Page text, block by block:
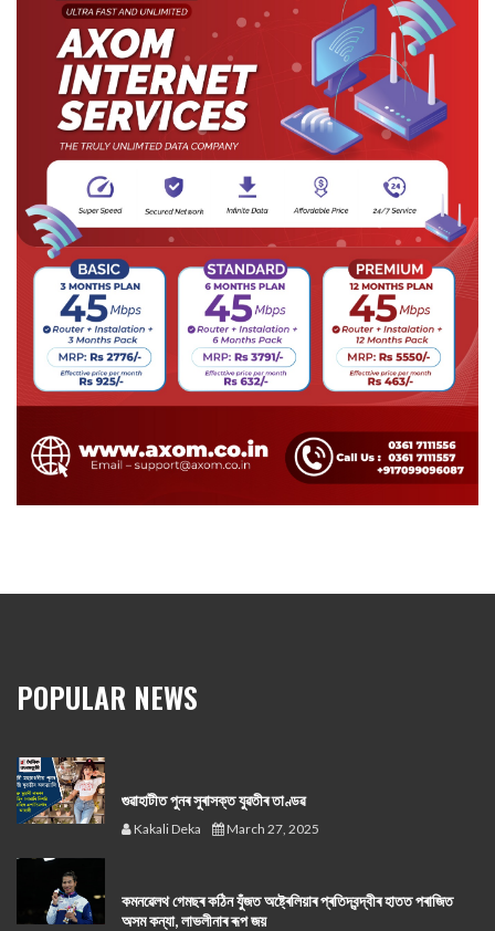
POPULAR NEWS
গুৱাহাটীত পুনৰ সুৰাসক্ত যুৱতীৰ তাণ্ডৱ
Kakali Deka March 27, 2025
কমনৱেলথ গেমছৰ কঠিন যুঁজত অষ্ট্ৰেলিয়াৰ প্ৰতিদ্বন্দ্বীৰ হাতত পৰাজিত
অসম কন্যা, লাভলীনাৰ ৰূপ জয়